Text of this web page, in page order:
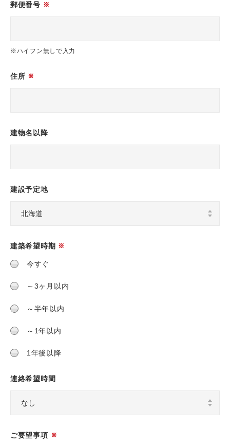
郵便番号 ※
※ハイフン無しで入力
住所 ※
建物名以降
建設予定地
建築希望時期 ※
今すぐ
～3ヶ月以内
～半年以内
～1年以内
1年後以降
連絡希望時間
ご要望事項 ※